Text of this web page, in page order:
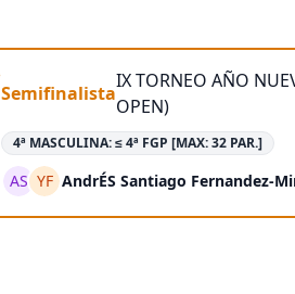
Semifinalista
IX TORNEO AÑO
OPEN)
4ª MASCULINA: ≤ 4ª FGP [MAX: 32 PAR.]
AS YF AndrÉS Santiago Fernandez-